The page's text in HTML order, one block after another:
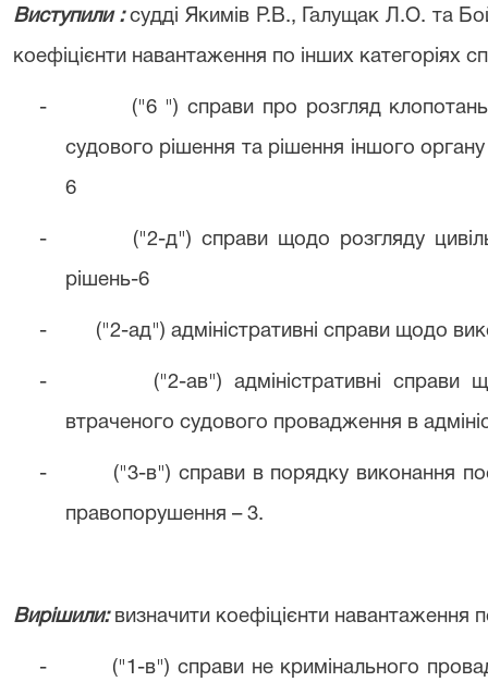
Виступили :судді Якимів Р.В., Галущак Л.О. та
коефіцієнти навантаження по інших категоріях
- ("6 ") справи про розгляд
судового рішення та рішення іншого
6
- ("2-д") справи щодо розгляду
рішень-6
- ("2-ад") адміністративні справи щодо
- ("2-ав") адміністративні справи
втраченого судового провадження в
- ("3-в") справи в порядку виконання
правопорушення – 3.
Вирішили:визначити коефіцієнти навантаження
- ("1-в") справи не кримінального